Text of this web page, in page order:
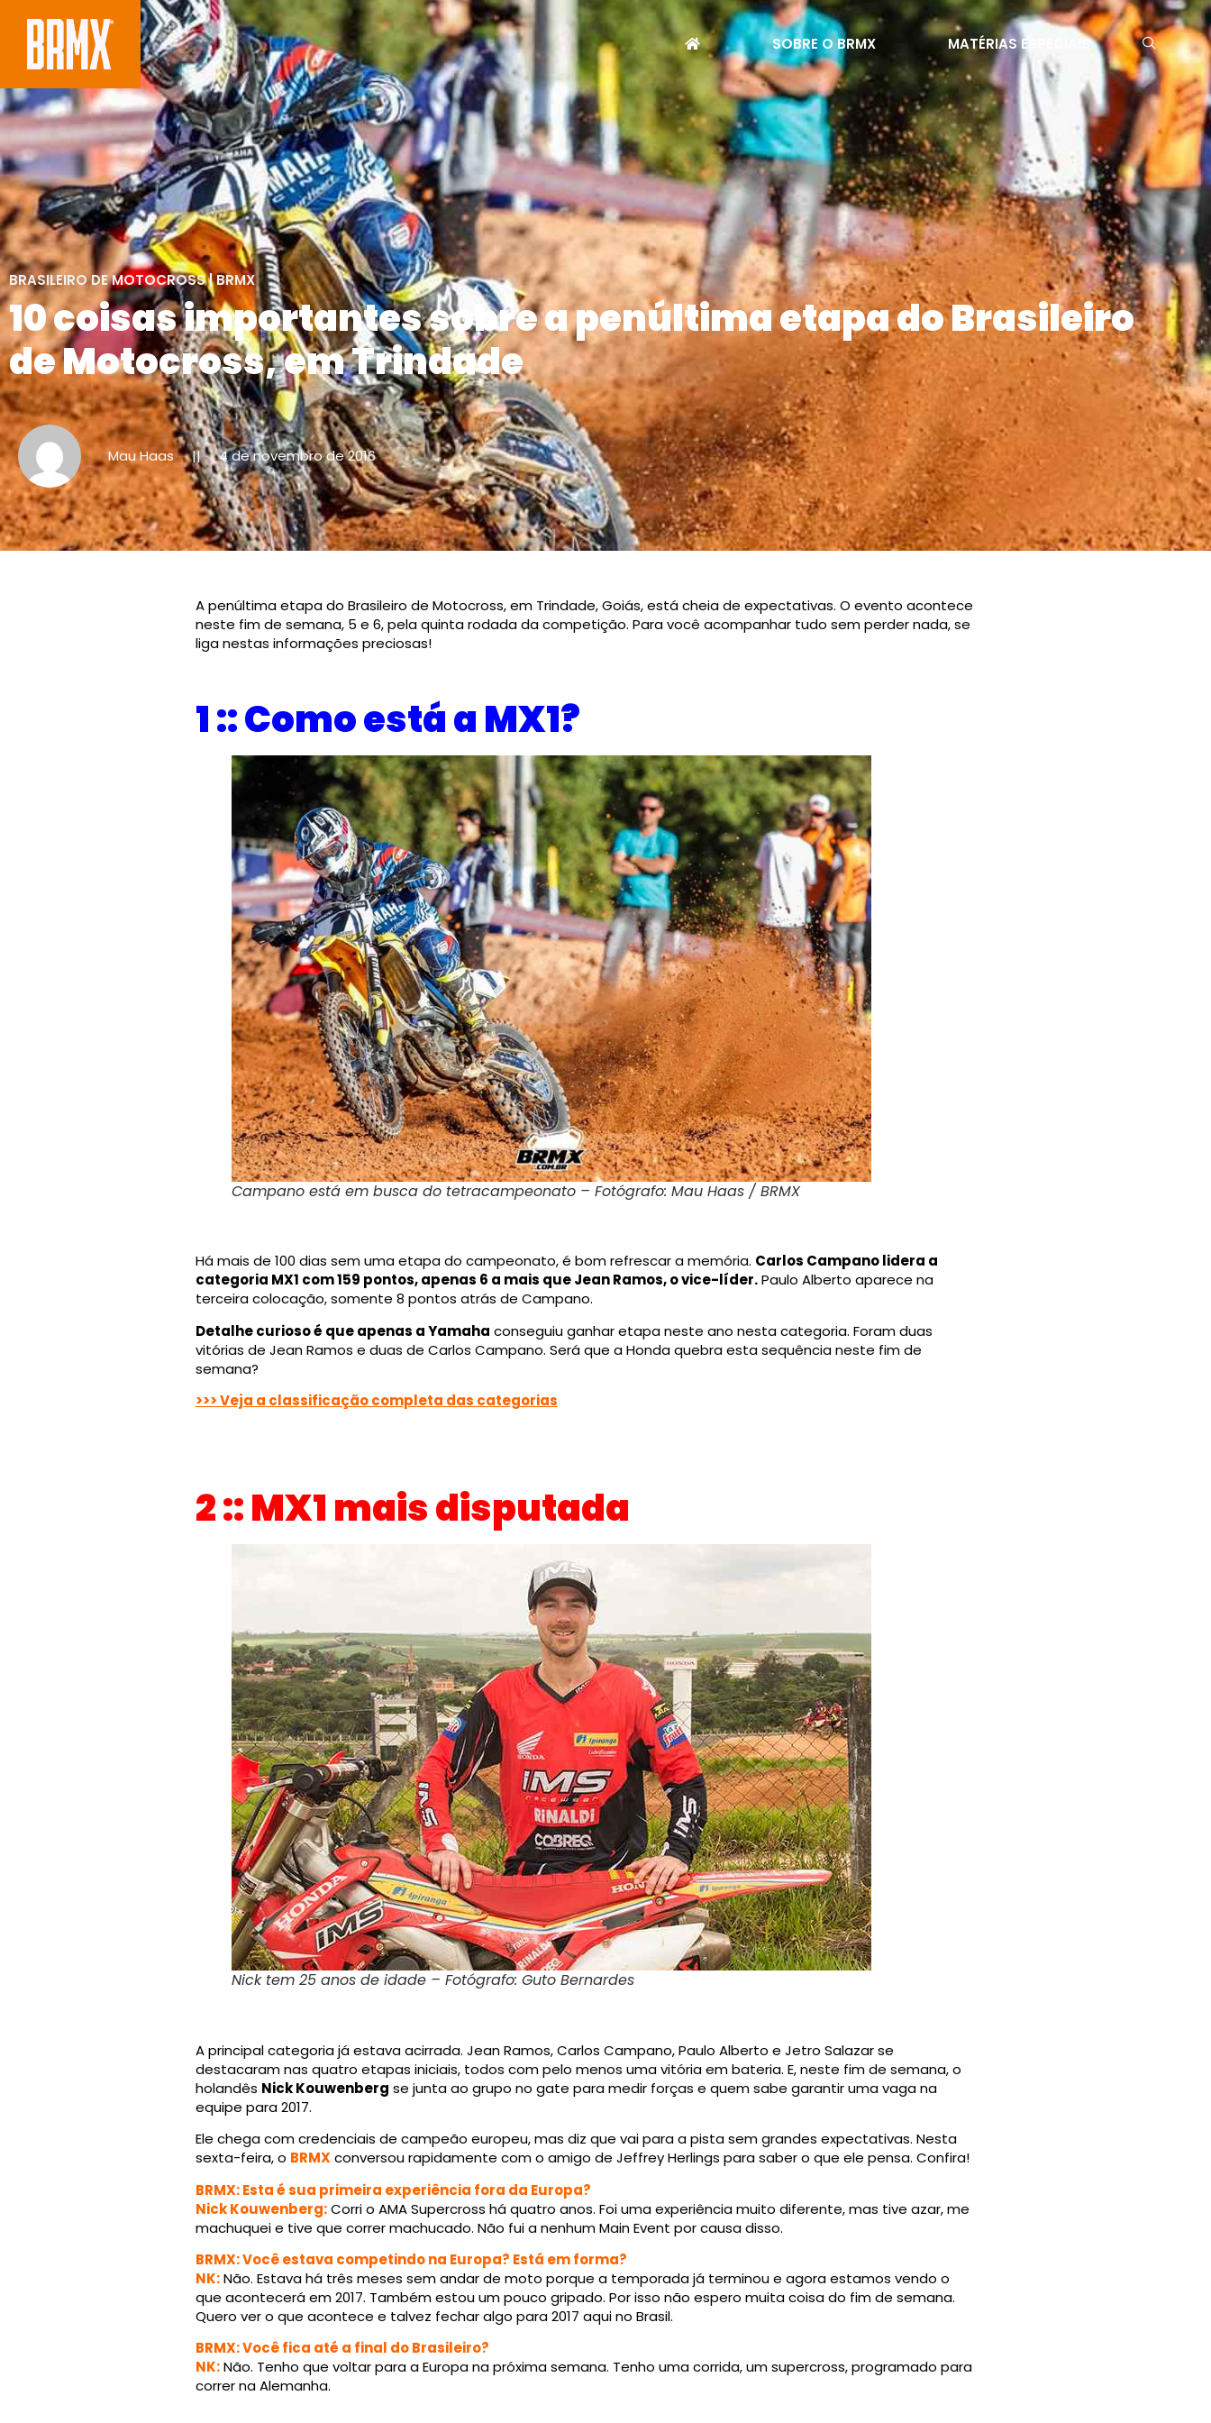
SOBRE O BRMX MATÉRIAS ESPECIAIS
BRASILEIRO DE MOTOCROSS|BRMX
10 coisas importantes sobre a penúltima etapa do Brasileiro
de Motocross, em Trindade
Mau Haas || 4 de novembro de 2016
A penúltima etapa do Brasileiro de Motocross, em Trindade, Goiás, está cheia de expectativas. O evento acontece
neste fim de semana, 5 e 6, pela quinta rodada da competição. Para você acompanhar tudo sem perder nada, se
liga nestas informações preciosas!
1 :: Como está a MX1?
Campano está em busca do tetracampeonato – Fotógrafo: Mau Haas / BRMX
Há mais de 100 dias sem uma etapa do campeonato, é bom refrescar a memória. Carlos Campano lidera a
categoria MX1 com 159 pontos, apenas 6 a mais que Jean Ramos, o vice-líder.Paulo Alberto aparece na
terceira colocação, somente 8 pontos atrás de Campano.
Detalhe curioso é que apenas a Yamaha conseguiu ganhar etapa neste ano nesta categoria. Foram duas
vitórias de Jean Ramos e duas de Carlos Campano. Será que a Honda quebra esta sequência neste fim de
semana?
>>> Veja a classificação completa das categorias
2 :: MX1 mais disputada
Nick tem 25 anos de idade – Fotógrafo: Guto Bernardes
A principal categoria já estava acirrada. Jean Ramos, Carlos Campano, Paulo Alberto e Jetro Salazar se
destacaram nas quatro etapas iniciais, todos com pelo menos uma vitória em bateria. E, neste fim de semana, o
holandês Nick Kouwenberg se junta ao grupo no gate para medir forças e quem sabe garantir uma vaga na
equipe para 2017.
Ele chega com credenciais de campeão europeu, mas diz que vai para a pista sem grandes expectativas. Nesta
sexta-feira, o BRMX conversou rapidamente com o amigo de Jeffrey Herlings para saber o que ele pensa. Confira!
BRMX: Esta é sua primeira experiência fora da Europa?
Nick Kouwenberg: Corri o AMA Supercross há quatro anos. Foi uma experiência muito diferente, mas tive azar, me
machuquei e tive que correr machucado. Não fui a nenhum Main Event por causa disso.
BRMX: Você estava competindo na Europa? Está em forma?
NK: Não. Estava há três meses sem andar de moto porque a temporada já terminou e agora estamos vendo o
que acontecerá em 2017. Também estou um pouco gripado. Por isso não espero muita coisa do fim de semana.
Quero ver o que acontece e talvez fechar algo para 2017 aqui no Brasil.
BRMX: Você fica até a final do Brasileiro?
NK:Não. Tenho que voltar para a Europa na próxima semana. Tenho uma corrida, um supercross, programado para
correr na Alemanha.